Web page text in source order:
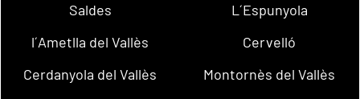
Saldes
L´Espunyola
l´Ametlla del Vallès
Cervelló
Cerdanyola del Vallès
Montornès del Vallès